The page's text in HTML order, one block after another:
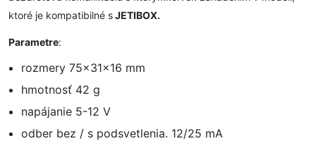
ktoré je kompatibilné sJETIBOX.
Parametre:
rozmery 75x31x16 mm
hmotnosť 42 g
napájanie 5-12 V
odber bez / s podsvetlenia. 12/25 mA